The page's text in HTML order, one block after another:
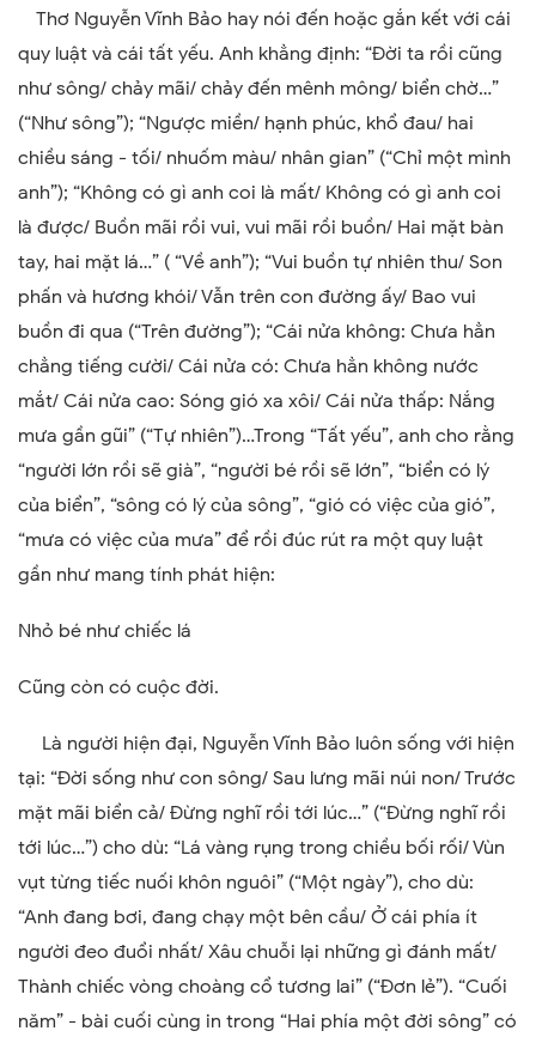
Thơ Nguyễn Vĩnh Bảo hay nói đến hoặc gắn kết với cái
quy luật và cái tất yếu. Anh khẳng định: “Đời ta rồi cũng
như sông/ chảy mãi/ chảy đến mênh mông/ biển chờ…”
(“Như sông”); “Ngược miền/ hạnh phúc, khổ đau/ hai
chiều sáng - tối/ nhuốm màu/ nhân gian” (“Chỉ một mình
anh”); “Không có gì anh coi là mất/ Không có gì anh coi
là được/ Buồn mãi rồi vui, vui mãi rồi buồn/ Hai mặt bàn
tay, hai mặt lá…” ( “Về anh”); “Vui buồn tự nhiên thu/ Son
phấn và hương khói/ Vẫn trên con đường ấy/ Bao vui
buồn đi qua (“Trên đường”); “Cái nửa không: Chưa hẳn
chẳng tiếng cười/ Cái nửa có: Chưa hẳn không nước
mắt/ Cái nửa cao: Sóng gió xa xôi/ Cái nửa thấp: Nắng
mưa gần gũi” (“Tự nhiên”)…Trong “Tất yếu”, anh cho rằng
“người lớn rồi sẽ già”, “người bé rồi sẽ lớn”, “biển có lý
của biển”, “sông có lý của sông”, “gió có việc của gió”,
“mưa có việc của mưa” để rồi đúc rút ra một quy luật
gần như mang tính phát hiện:
Nhỏ bé như chiếc lá
Cũng còn có cuộc đời.
Là người hiện đại, Nguyễn Vĩnh Bảo luôn sống với hiện
tại: “Đời sống như con sông/ Sau lưng mãi núi non/ Trước
mặt mãi biển cả/ Đừng nghĩ rồi tới lúc…” (“Đừng nghĩ rồi
tới lúc…”) cho dù: “Lá vàng rụng trong chiều bối rối/ Vùn
vụt từng tiếc nuối khôn nguôi” (“Một ngày”), cho dù:
“Anh đang bơi, đang chạy một bên cầu/ Ở cái phía ít
người đeo đuổi nhất/ Xâu chuỗi lại những gì đánh mất/
Thành chiếc vòng choàng cổ tương lai” (“Đơn lẻ”). “Cuối
năm” - bài cuối cùng in trong “Hai phía một đời sông” có